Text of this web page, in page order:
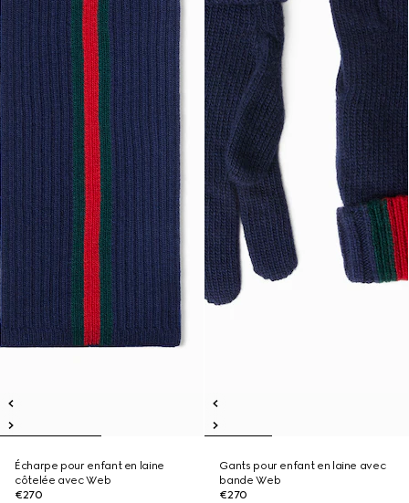
Écharpe pour enfant en laine
côtelée avec Web
€270
Gants pour enfant en laine avec
bande Web
€270